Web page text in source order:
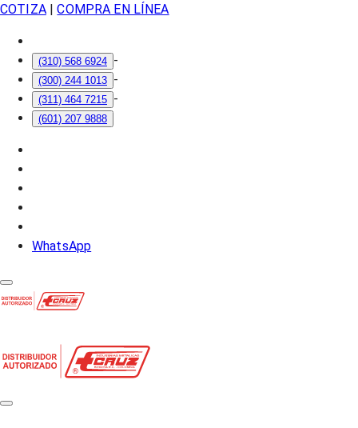
COTIZA| COMPRA EN LÍNEA
(310) 568 6924 -
(300) 244 1013 -
(311) 464 7215 -
(601) 207 9888
WhatsApp